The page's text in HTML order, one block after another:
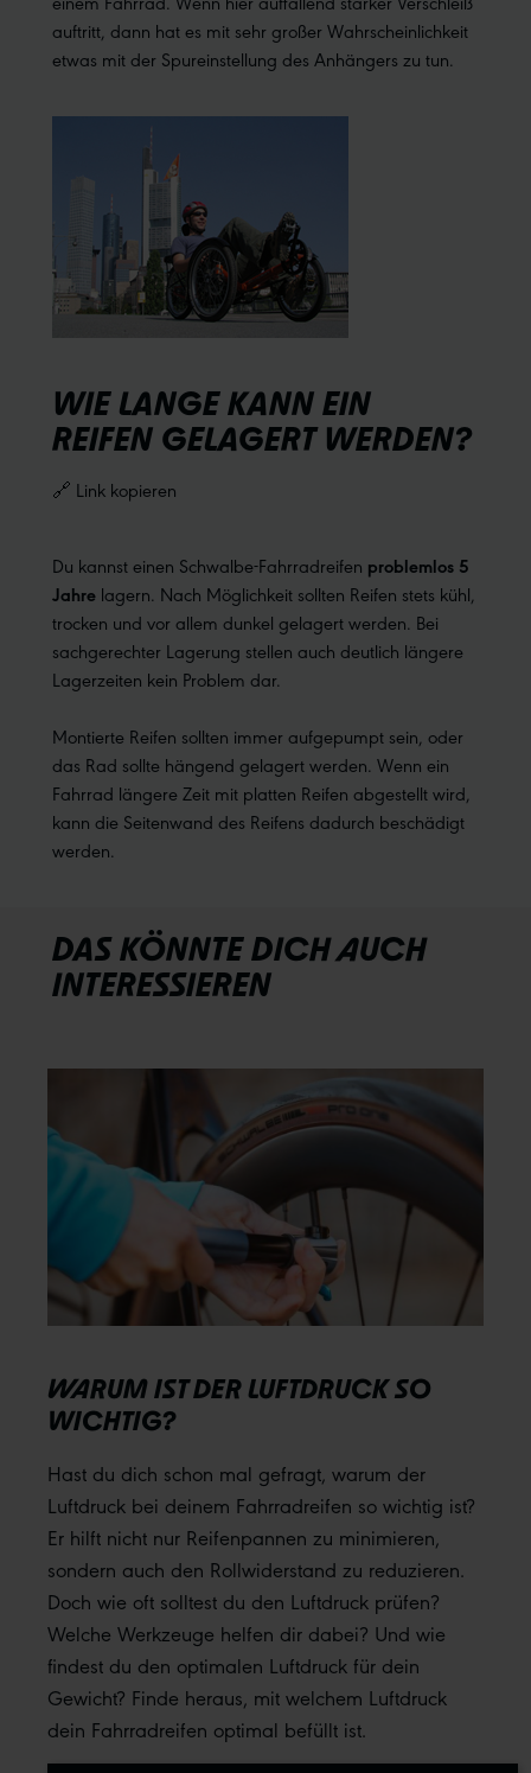
auftritt, dann hat es mit sehr großer Wahrscheinlichkeit
etwas mit der Spureinstellung des Anhängers zu tun.
WIE LANGE KANN EIN
REIFEN GELAGERT WERDEN?
🔗 Link kopieren
Du kannst einen Schwalbe-Fahrradreifen problemlos 5
Jahre lagern. Nach Möglichkeit sollten Reifen stets kühl,
trocken und vor allem dunkel gelagert werden. Bei
sachgerechter Lagerung stellen auch deutlich längere
Lagerzeiten kein Problem dar.
Montierte Reifen sollten immer aufgepumpt sein, oder
das Rad sollte hängend gelagert werden. Wenn ein
Fahrrad längere Zeit mit platten Reifen abgestellt wird,
kann die Seitenwand des Reifens dadurch beschädigt
werden.
DAS KÖNNTE DICH AUCH
INTERESSIEREN
WARUM IST DER LUFTDRUCK SO
WICHTIG?
Hast du dich schon mal gefragt, warum der
Luftdruck bei deinem Fahrradreifen so wichtig ist?
Er hilft nicht nur Reifenpannen zu minimieren,
sondern auch den Rollwiderstand zu reduzieren.
Doch wie oft solltest du den Luftdruck prüfen?
Welche Werkzeuge helfen dir dabei? Und wie
findest du den optimalen Luftdruck für dein
Gewicht? Finde heraus, mit welchem Luftdruck
dein Fahrradreifen optimal befüllt ist.